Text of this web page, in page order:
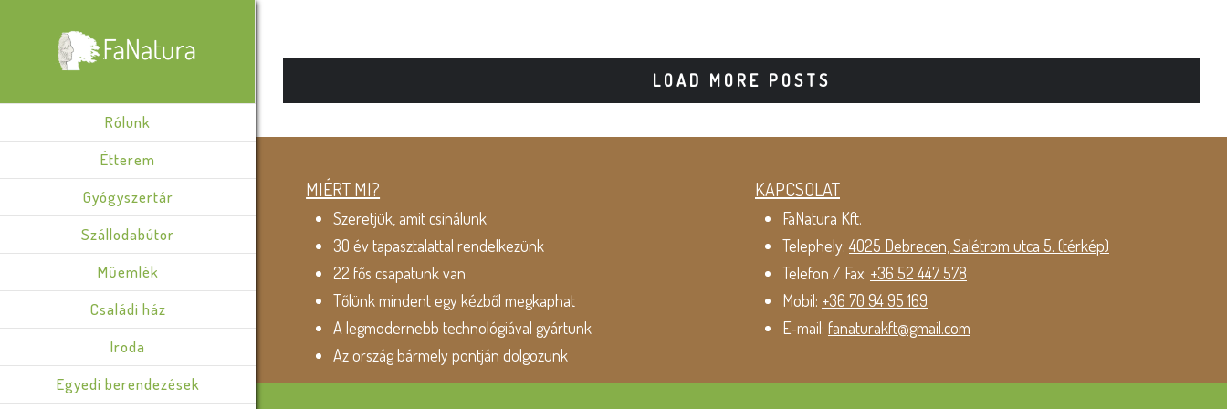
Rólunk
Étterem
Gyógyszertár
Szállodabútor
Műemlék
Családi ház
Iroda
Egyedi berendezések
LOAD MORE POSTS
MIÉRT MI?
Szeretjük, amit csinálunk
30 év tapasztalattal rendelkezünk
22 fős csapatunk van
Tőlünk mindent egy kézből megkaphat
A legmodernebb technológiával gyártunk
Az ország bármely pontján dolgozunk
KAPCSOLAT
FaNatura Kft.
Telephely:4025 Debrecen, Salétrom utca 5. (térkép)
Telefon / Fax: +36 52 447 578
Mobil: +36 70 94 95 169
E-mail: fanaturakft@gmail.com